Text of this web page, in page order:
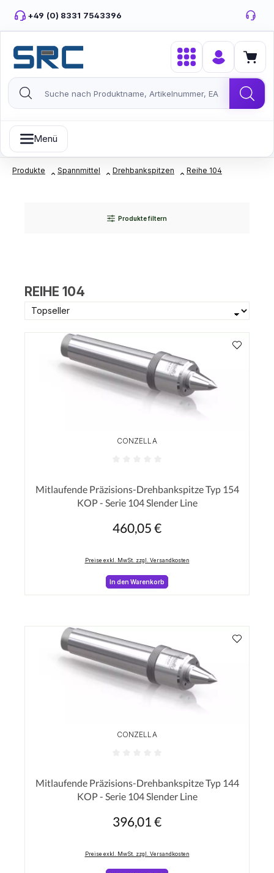
Zum Hauptinhalt springen
+49 (0) 8331 7543396
Menü
Produkte Spannmittel Drehbankspitzen Reihe 104
Produkte filtern
REIHE 104
CONZELLA
Mitlaufende Präzisions-Drehbankspitze Typ 154
KOP - Serie 104 Slender Line
Regulärer Preis:
460,05 €
Preise exkl. MwSt. zzgl. Versandkosten
In den Warenkorb
CONZELLA
Mitlaufende Präzisions-Drehbankspitze Typ 144
KOP - Serie 104 Slender Line
Regulärer Preis:
396,01 €
Preise exkl. MwSt. zzgl. Versandkosten